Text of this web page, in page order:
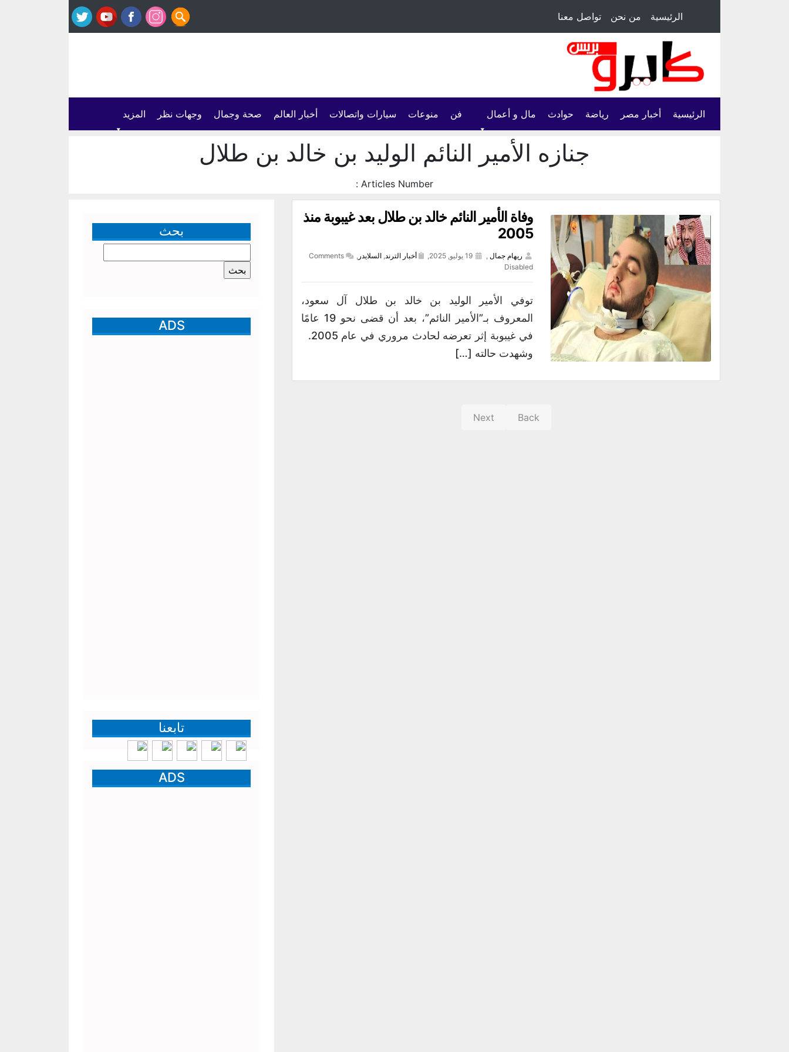
الرئيسية من نحن تواصل معنا
الرئيسية أخبار مصر رياضة حوادث مال و أعمال فن منوعات سيارات واتصالات أخبار العالم صحة وجمال وجهات نظر المزيد
جنازه الأمير النائم الوليد بن خالد بن طلال
Articles Number :
وفاة الأمير النائم خالد بن طلال بعد غيبوبة منذ
2005
ريهام جمال , 19 يوليو, 2025, أخبار الترند,السلايدر,
Comments
Disabled
توفي الأمير الوليد بن خالد بن طلال آل سعود،
المعروف بـ”الأمير النائم”، بعد أن قضى نحو 19 عامًا
في غيبوبة إثر تعرضه لحادث مروري في عام 2005.
وشهدت حالته […]
Back
Next
بحث
عن:
ADS
تابعنا
ADS